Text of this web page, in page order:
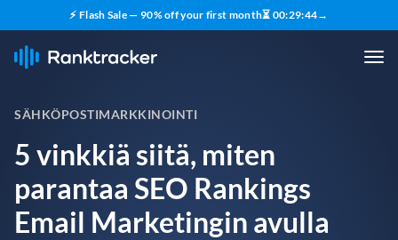
⚡ Flash Sale — 90% off your first month⏳ 00:29:43→
SÄHKÖPOSTIMARKKINOINTI
5 vinkkiä siitä, miten
parantaa SEO Rankings
Email Marketingin avulla